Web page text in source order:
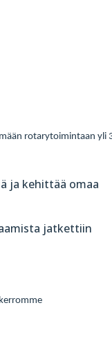
rotarytoimintaan yli
ja kehittää omaa
jatkettiin